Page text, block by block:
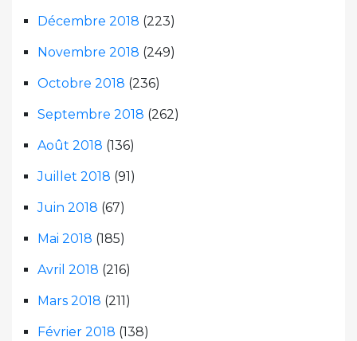
Décembre 2018 (223)
Novembre 2018 (249)
Octobre 2018 (236)
Septembre 2018 (262)
Août 2018 (136)
Juillet 2018 (91)
Juin 2018 (67)
Mai 2018 (185)
Avril 2018 (216)
Mars 2018 (211)
Février 2018 (138)